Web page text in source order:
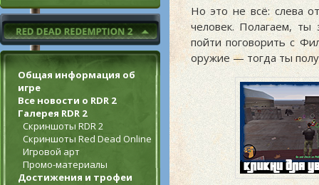
Общая информация об
игре
Все новости о RDR 2
Галерея RDR 2
Скриншоты RDR 2
Скриншоты Red Dead Online
Игровой арт
Промо-материалы
Достижения и трофеи
Но это не всё: слева
человек. Полагаем,
пойти поговорить с
оружие — тогда ты